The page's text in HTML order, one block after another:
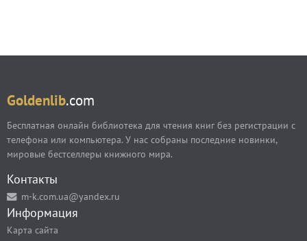
Goldenlib.com
Бесплатная онлайн библиотека для чтения книг без регистрации с
телефона или компьютера. У нас собраны последние новинки,
мировые бестселлеры книжного мира.
Контакты
m-k.com.ua@yandex.ru
Информация
Карта сайта